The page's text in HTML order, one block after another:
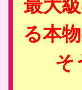
最大
る本
そ